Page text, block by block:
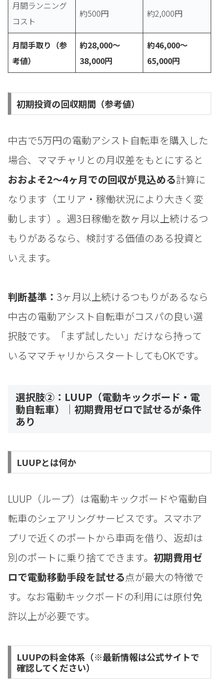
月間ランニング
コスト
約500円 約2,000円
月間手取り（参
考値）
約28,000〜
38,000円
約46,000〜
65,000円
初期投資の回収期間（参考値）
中古で5万円の電動アシスト自転車を購入した
場合、ママチャリとの月収差をもとにすると
おおよそ2〜4ヶ月での回収が見込める計算に
なります（エリア・稼働状況により大きく変
動します）。週3日稼働を数ヶ月以上続けるつ
もりがあるなら、検討する価値のある投資と
いえます。
判断基準： 3ヶ月以上続けるつもりがあるなら
中古の電動アシスト自転車がコスパの良い選
択肢です。「まず試したい」だけなら持って
いるママチャリからスタートしてもOKです。
選択肢②：LUUP（電動キックボード・電
動自転車）｜初期費用ゼロで試せるが条件
あり
LUUPとは何か
LUUP（ループ）は電動キックボードや電動自
転車のシェアリングサービスです。スマホア
プリで近くのポートから車両を借り、返却は
別のポートに乗り捨てできます。 初期費用ゼ
ロで電動移動手段を試せる点が最大の特徴で
す。なお電動キックボードの利用には原付免
許以上が必要です。
LUUPの料金体系（※最新情報は公式サイトで
確認してください）